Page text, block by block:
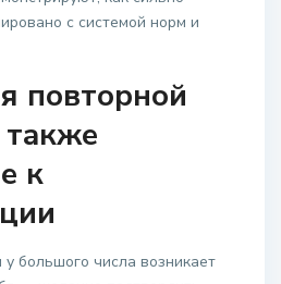
с системой норм и
повторной
к
большого числа возникает